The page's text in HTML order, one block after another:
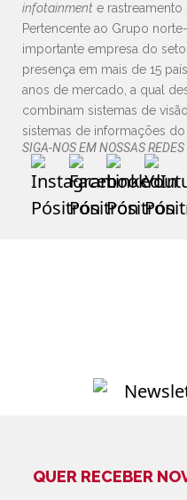
infotainment e rastreamento
Pertencente ao Grupo
importante empresa do
presença em mais de 15
anos de mercado, a qual
combinam sistemas de
sistemas de informações do
SIGA-NOS EM NOSSAS
QUER RECEBER